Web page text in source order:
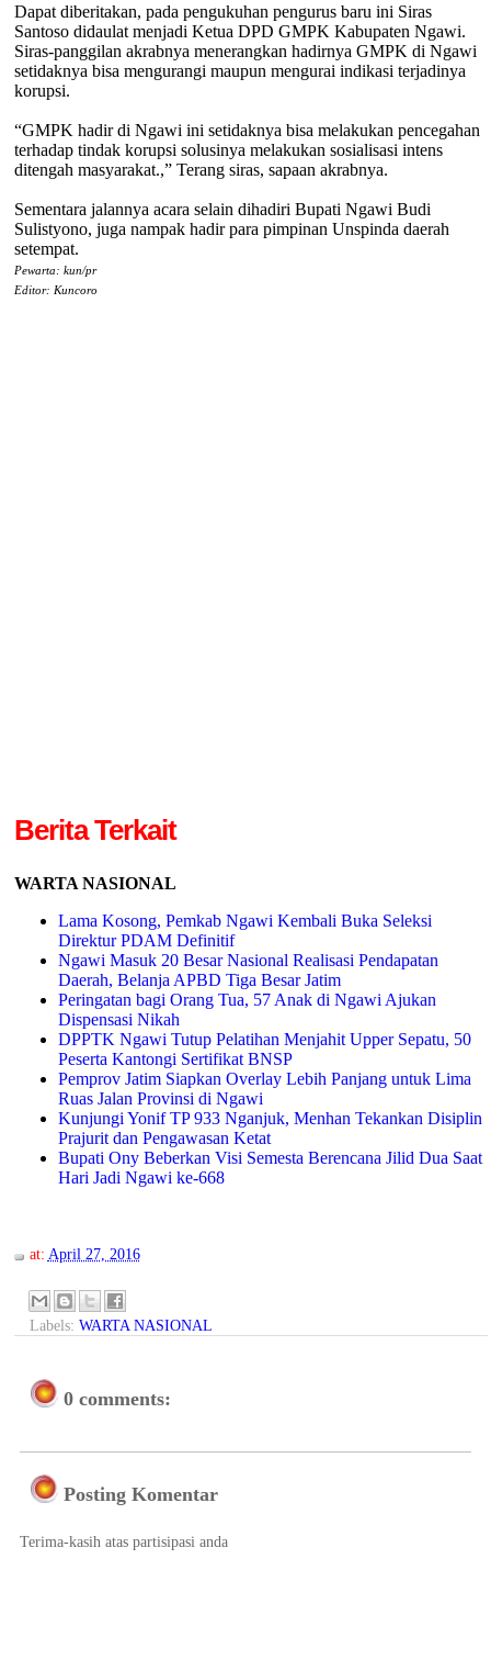
Dapat diberitakan, pada pengukuhan pengurus baru ini Siras
Santoso didaulat menjadi Ketua DPD GMPK Kabupaten Ngawi.
Siras-panggilan akrabnya menerangkan hadirnya GMPK di Ngawi
setidaknya bisa mengurangi maupun mengurai indikasi terjadinya
korupsi.
“GMPK hadir di Ngawi ini setidaknya bisa melakukan pencegahan
terhadap tindak korupsi solusinya melakukan sosialisasi intens
ditengah masyarakat.,” Terang siras, sapaan akrabnya.
Sementara jalannya acara selain dihadiri Bupati Ngawi Budi
Sulistyono, juga nampak hadir para pimpinan Unspinda daerah
setempat.
Pewarta: kun/pr
Editor: Kuncoro
Berita Terkait
WARTA NASIONAL
Lama Kosong, Pemkab Ngawi Kembali Buka Seleksi
Direktur PDAM Definitif
Ngawi Masuk 20 Besar Nasional Realisasi Pendapatan
Daerah, Belanja APBD Tiga Besar Jatim
Peringatan bagi Orang Tua, 57 Anak di Ngawi Ajukan
Dispensasi Nikah
DPPTK Ngawi Tutup Pelatihan Menjahit Upper Sepatu, 50
Peserta Kantongi Sertifikat BNSP
Pemprov Jatim Siapkan Overlay Lebih Panjang untuk Lima
Ruas Jalan Provinsi di Ngawi
Kunjungi Yonif TP 933 Nganjuk, Menhan Tekankan Disiplin
Prajurit dan Pengawasan Ketat
Bupati Ony Beberkan Visi Semesta Berencana Jilid Dua Saat
Hari Jadi Ngawi ke-668
at: April 27, 2016
Labels: WARTA NASIONAL
0 comments:
Posting Komentar
Terima-kasih atas partisipasi anda